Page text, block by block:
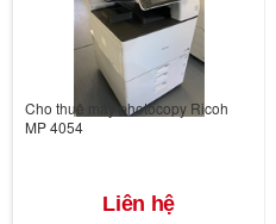
Cho thuê máy photocopy Ricoh
MP 4054
Liên hệ